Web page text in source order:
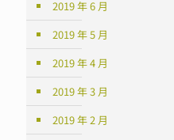
2019 年 6 月
2019 年 5 月
2019 年 4 月
2019 年 3 月
2019 年 2 月